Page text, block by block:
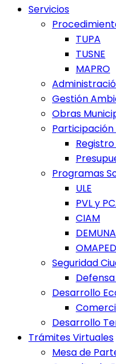
Servicios
TUPA
TUSNE
MAPRO
Gestión
Obras
Participación
Programas
ULE
PVL y
CIAM
DEMUNA
OMAPED
Seguridad
Desarrollo
Desarrollo
Trámites Virtuales
Mesa de